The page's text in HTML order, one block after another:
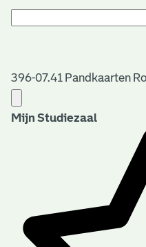
396-07.41 Pandkaarten
Mijn Studiezaal